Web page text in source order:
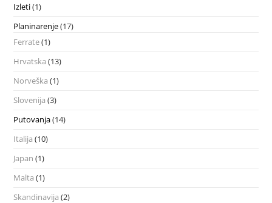
Izleti(1)
Planinarenje(17)
Ferrate(1)
Hrvatska (13)
Norveška (1)
Slovenija (3)
Putovanja(14)
Italija (10)
Japan (1)
Malta (1)
Skandinavija (2)